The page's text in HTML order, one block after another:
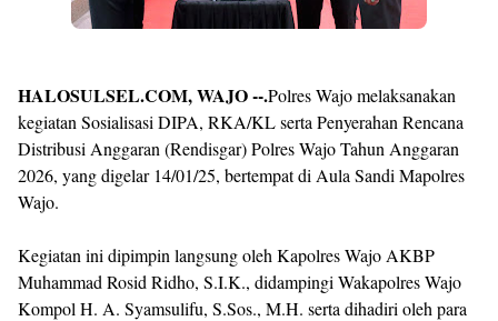
HALOSULSEL.COM, WAJO --.Polres Wajo melaksanakan
kegiatan Sosialisasi DIPA, RKA/KL serta Penyerahan Rencana
Distribusi Anggaran (Rendisgar) Polres Wajo Tahun Anggaran
2026, yang digelar 14/01/25, bertempat di Aula Sandi Mapolres
Wajo.
Kegiatan ini dipimpin langsung oleh Kapolres Wajo AKBP
Muhammad Rosid Ridho, S.I.K., didampingi Wakapolres Wajo
Kompol H. A. Syamsulifu, S.Sos., M.H. serta dihadiri oleh para